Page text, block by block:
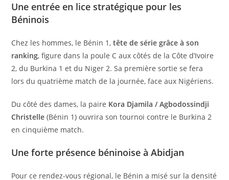
Une entrée en lice stratégique pour les
Béninois
Chez les hommes, le Bénin 1,tête de série grâce à son
ranking, figure dans la poule C aux côtés de la Côte d’Ivoire
2, du Burkina 1 et du Niger 2. Sa première sortie se fera
lors du quatrième match de la journée, face aux Nigériens.
Du côté des dames, la paire Kora Djamila / Agbodossindji
Christelle (Bénin 1) ouvrira son tournoi contre le Burkina 2
en cinquième match.
Une forte présence béninoise à Abidjan
Pour ce rendez-vous régional, le Bénin a misé sur la densité